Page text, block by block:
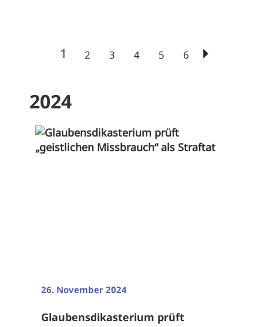
1 2 3 4 5 6
2024
26. November 2024
Glaubensdikasterium prüft